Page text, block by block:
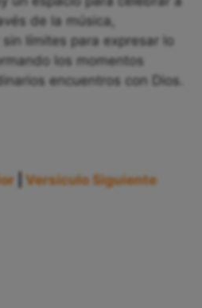
de la música,
límites para expresar lo
los momentos
encuentros con Dios.
Versículo Siguiente